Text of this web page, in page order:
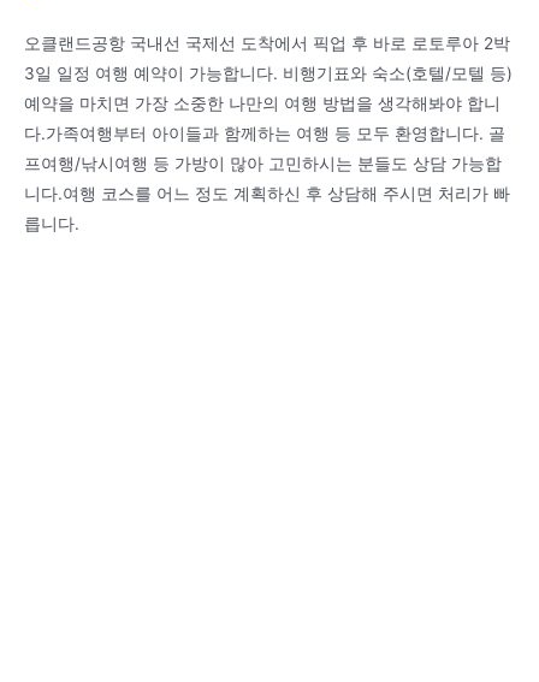
오클랜드공항 국내선 국제선 도착에서 픽업 후 바로 로토루아 2박
3일 일정 여행 예약이 가능합니다. 비행기표와 숙소(호텔/모텔 등)
예약을 마치면 가장 소중한 나만의 여행 방법을 생각해봐야 합니
다.가족여행부터 아이들과 함께하는 여행 등 모두 환영합니다. 골
프여행/낚시여행 등 가방이 많아 고민하시는 분들도 상담 가능합
니다.여행 코스를 어느 정도 계획하신 후 상담해 주시면 처리가 빠
릅니다.